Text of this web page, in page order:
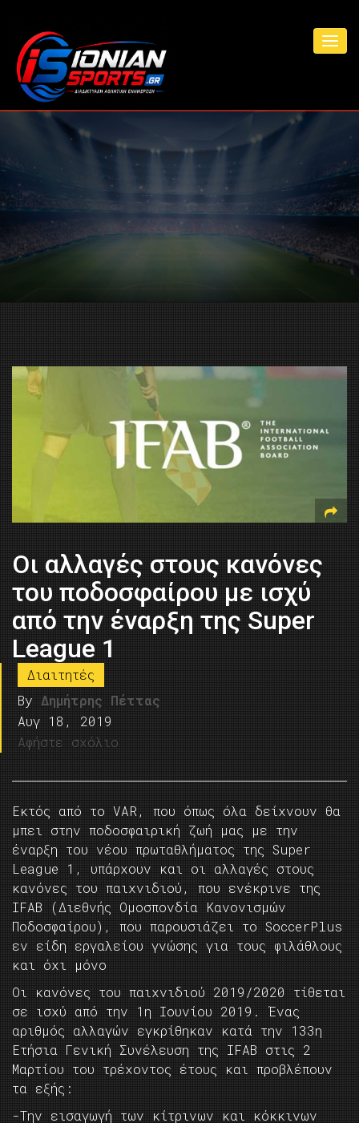
Οι αλλαγές στους κανόνες
του ποδοσφαίρου με ισχύ
από την έναρξη της Super
League 1
Διαιτητές
By Δημήτρης Πέττας
Αυγ 18, 2019
Αφήστε σχόλιο
Εκτός από το VAR, που όπως όλα δείχνουν θα
μπει στην ποδοσφαιρική ζωή μας με την
έναρξη του νέου πρωταθλήματος της Super
League 1, υπάρχουν και οι αλλαγές στους
κανόνες του παιχνιδιού, που ενέκρινε της
IFAB (Διεθνής Ομοσπονδία Κανονισμών
Ποδοσφαίρου), που παρουσιάζει το SoccerPlus
εν είδη εργαλείου γνώσης για τους φιλάθλους
και όχι μόνο
Οι κανόνες του παιχνιδιού 2019/2020 τίθεται
σε ισχύ από την 1η Ιουνίου 2019. Ένας
αριθμός αλλαγών εγκρίθηκαν κατά την 133η
Ετήσια Γενική Συνέλευση της IFAB στις 2
Μαρτίου του τρέχοντος έτους και προβλέπουν
τα εξής:
-Την εισαγωγή των κίτρινων και κόκκινων